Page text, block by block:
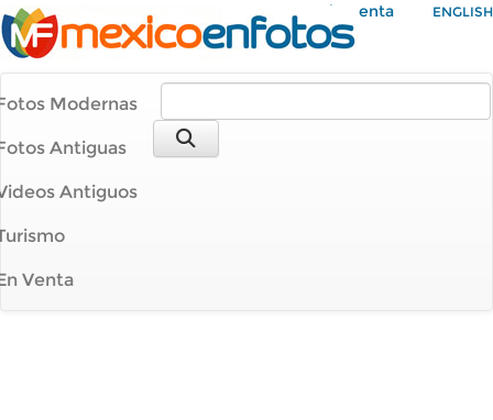
Mi Cuenta ENGLISH
Modernas
Antiguas
Antiguos
Venta